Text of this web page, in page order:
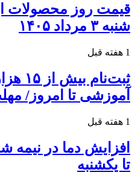
قیمت روز محصولات
شنبه ۳ مرداد ۱۴۰۵
1 هفته قبل
آموزشی تا امروز/
1 هفته قبل
افزایش دما در نیمه
تا یکشنبه